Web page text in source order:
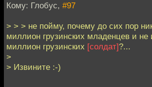
Кому: Глобус, #97
> > > не пойму, почему до сих пор
миллион грузинских младенцев и не
миллион грузинских [солдат]?...
>
> Извините :-)